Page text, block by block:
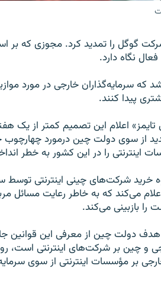
گوگل را تمدید کرد. مجوزی که بر
نگاه دارد.
سرمایه‌گذاران خارجی در مورد
پیدا کنند.
تایمز» اعلام این تصمیم کمتر از
از سوی دولت چین درمورد
اینترنتی را در این کشور به خطر
خرید شرکت‌های چینی اینترنتی
می‌کند که به خاطر رعایت مسائل
را بازبینی می‌کند.
دولت چین از معرفی این قوانین
و چین بر شرکت‌های اینترنتی است،
بر مؤسسات اینترنتی از سوی